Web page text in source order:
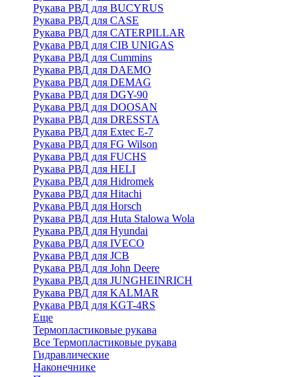
Рукава РВД для BUCYRUS
Рукава РВД для CASE
Рукава РВД для CATERPILLAR
Рукава РВД для CIB UNIGAS
Рукава РВД для Cummins
Рукава РВД для DAEMO
Рукава РВД для DEMAG
Рукава РВД для DGY-90
Рукава РВД для DOOSAN
Рукава РВД для DRESSTA
Рукава РВД для Extec E-7
Рукава РВД для FG Wilson
Рукава РВД для FUCHS
Рукава РВД для HELI
Рукава РВД для Hidromek
Рукава РВД для Hitachi
Рукава РВД для Horsch
Рукава РВД для Huta Stalowa Wola
Рукава РВД для Hyundai
Рукава РВД для IVECO
Рукава РВД для JCB
Рукава РВД для John Deere
Рукава РВД для JUNGHEINRICH
Рукава РВД для KALMAR
Рукава РВД для KGT-4RS
Еще
Термопластиковые рукава
Все Термопластиковые рукава
Гидравлические
Наконечнике